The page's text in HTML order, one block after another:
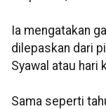
Ia mengatakan
dilepaskan dari
Syawal atau hari
Sama seperti